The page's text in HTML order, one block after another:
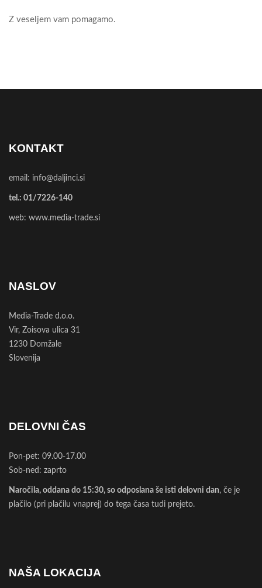
Z veseljem vam pomagamo.
KONTAKT
email: info@daljinci.si
tel.: 01/7226-140
web: www.media-trade.si
NASLOV
Media-Trade d.o.o.
Vir, Zoisova ulica 31
1230 Domžale
Slovenija
DELOVNI ČAS
Pon-pet: 09.00-17.00
Sob-ned: zaprto
Naročila, oddana do 15:30, so odposlana še isti delovni dan, če je
plačilo (pri plačilu vnaprej) do tega časa tudi prejeto.
NAŠA LOKACIJA